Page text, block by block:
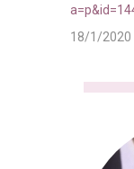
18/1/2020